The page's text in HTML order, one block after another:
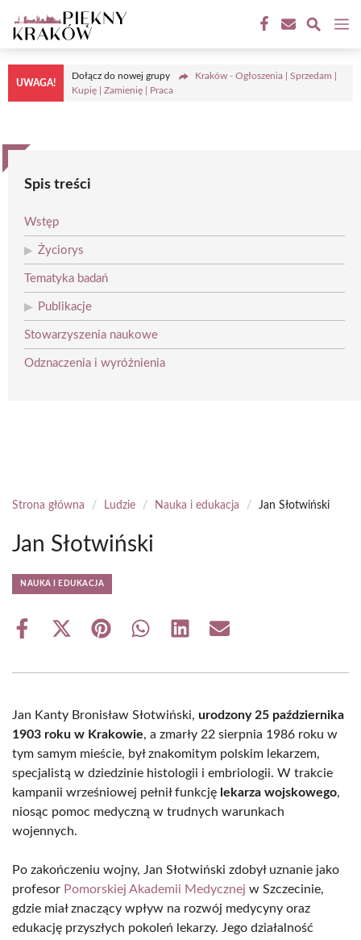
do
treści
UWAGA!
Dołącz do nowej grupy
Kraków - Ogłoszenia | Sprzedam |
Kupię | Zamienię | Praca
Spis treści
Wstęp
Życiorys
Tematyka badań
Publikacje
Stowarzyszenia naukowe
Odznaczenia i wyróżnienia
Strona główna / Ludzie / Nauka i edukacja / Jan Słotwiński
Jan Słotwiński
NAUKA I EDUKACJA
Share
Share
(Twitter)
Share Share Share Share
Jan Kanty Bronisław Słotwiński, urodzony 25 października
1903 roku w Krakowie, a zmarły 22 sierpnia 1986 roku w
tym samym mieście, był znakomitym polskim lekarzem,
specjalistą w dziedzinie histologii i embriologii. W trakcie
kampanii wrześniowej pełnił funkcję lekarza wojskowego,
niosąc pomoc medyczną w trudnych warunkach
wojennych.
Po zakończeniu wojny, Jan Słotwiński zdobył uznanie jako
profesor Pomorskiej Akademii Medycznej w Szczecinie,
gdzie miał znaczący wpływ na rozwój medycyny oraz
edukację przyszłych pokoleń lekarzy. Jego działalność